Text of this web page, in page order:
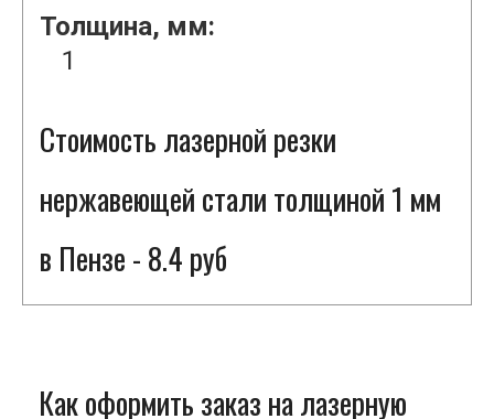
Толщина, мм:
1
Стоимость лазерной резки
нержавеющей стали толщиной 1 мм
в Пензе - 8.4 руб
Как оформить заказ на лазерную